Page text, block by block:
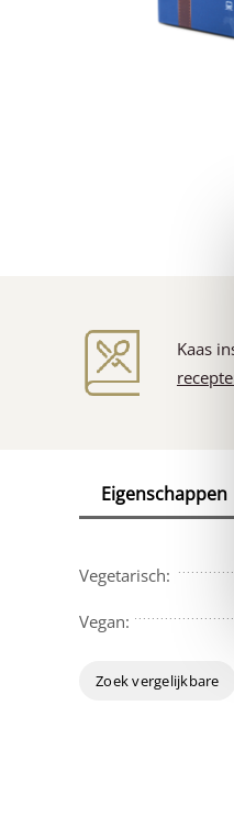
Kaas
Eigenschappen
Vegetarisch:
Vegan:
Zoek vergelijkbare